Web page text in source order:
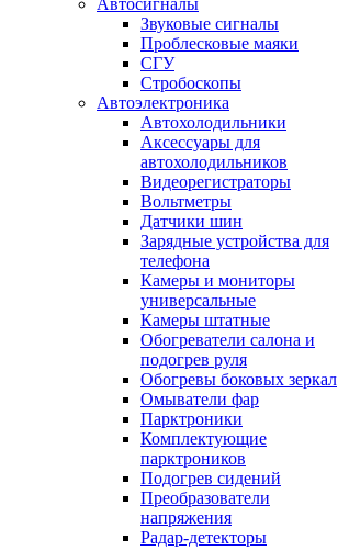
Звуковые сигналы
Проблесковые маяки
СГУ
Стробоскопы
Автоэлектроника
Автохолодильники
Аксессуары для
автохолодильников
Видеорегистраторы
Вольтметры
Датчики шин
Зарядные устройства для
телефона
Камеры и мониторы
универсальные
Камеры штатные
Обогреватели салона и
подогрев руля
Обогревы боковых зеркал
Омыватели фар
Парктроники
Комплектующие
парктроников
Подогрев сидений
Преобразователи
напряжения
Радар-детекторы